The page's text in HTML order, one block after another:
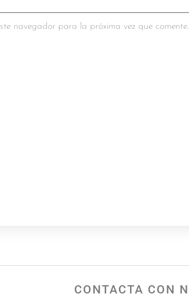
navegador para la próxima vez que comente.
CONTACTA CON